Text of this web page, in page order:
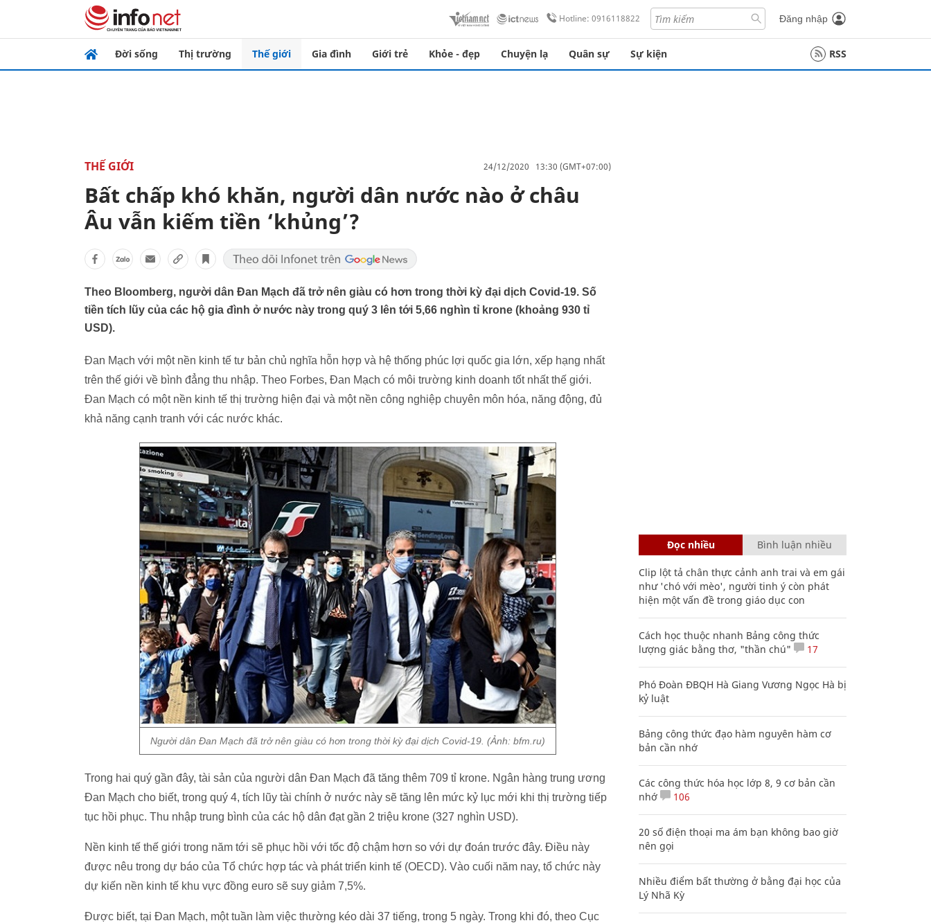
Hotline: 0916118822 Đăng nhập
Đời sống Thị trường Thế giới Gia đình Giới trẻ Khỏe - đẹp Chuyện lạ Quân sự Sự kiện RSS
THẾ GIỚI 24/12/2020 13:30 (GMT+07:00)
Bất chấp khó khăn, người dân nước nào ở châu
Âu vẫn kiếm tiền ‘khủng’?
Theo Bloomberg, người dân Đan Mạch đã trở nên giàu có hơn trong thời kỳ đại dịch Covid-19. Số
tiền tích lũy của các hộ gia đình ở nước này trong quý 3 lên tới 5,66 nghìn tỉ krone (khoảng 930 tỉ
USD).
Đan Mạch với một nền kinh tế tư bản chủ nghĩa hỗn hợp và hệ thống phúc lợi quốc gia lớn, xếp hạng nhất
trên thế giới về bình đẳng thu nhập. Theo Forbes, Đan Mạch có môi trường kinh doanh tốt nhất thế giới.
Đan Mạch có một nền kinh tế thị trường hiện đại và một nền công nghiệp chuyên môn hóa, năng động, đủ
khả năng cạnh tranh với các nước khác.
Người dân Đan Mạch đã trở nên giàu có hơn trong thời kỳ đại dịch Covid-19. (Ảnh: bfm.ru)
Trong hai quý gần đây, tài sản của người dân Đan Mạch đã tăng thêm 709 tỉ krone. Ngân hàng trung ương
Đan Mạch cho biết, trong quý 4, tích lũy tài chính ở nước này sẽ tăng lên mức kỷ lục mới khi thị trường tiếp
tục hồi phục. Thu nhập trung bình của các hộ dân đạt gần 2 triệu krone (327 nghìn USD).
Nền kinh tế thế giới trong năm tới sẽ phục hồi với tốc độ chậm hơn so với dự đoán trước đây. Điều này
được nêu trong dự báo của Tổ chức hợp tác và phát triển kinh tế (OECD). Vào cuối năm nay, tổ chức này
dự kiến nền kinh tế khu vực đồng euro sẽ suy giảm 7,5%.
Được biết, tại Đan Mạch, một tuần làm việc thường kéo dài 37 tiếng, trong 5 ngày. Trong khi đó, theo Cục
Đọc nhiều Bình luận nhiều
Clip lột tả chân thực cảnh anh trai và em gái
như 'chó với mèo', người tinh ý còn phát
hiện một vấn đề trong giáo dục con
Cách học thuộc nhanh Bảng công thức
lượng giác bằng thơ, "thần chú"
17
Phó Đoàn ĐBQH Hà Giang Vương Ngọc Hà bị
kỷ luật
Bảng công thức đạo hàm nguyên hàm cơ
bản cần nhớ
Các công thức hóa học lớp 8, 9 cơ bản cần
nhớ
106
20 số điện thoại ma ám bạn không bao giờ
nên gọi
Nhiều điểm bất thường ở bằng đại học của
Lý Nhã Kỳ